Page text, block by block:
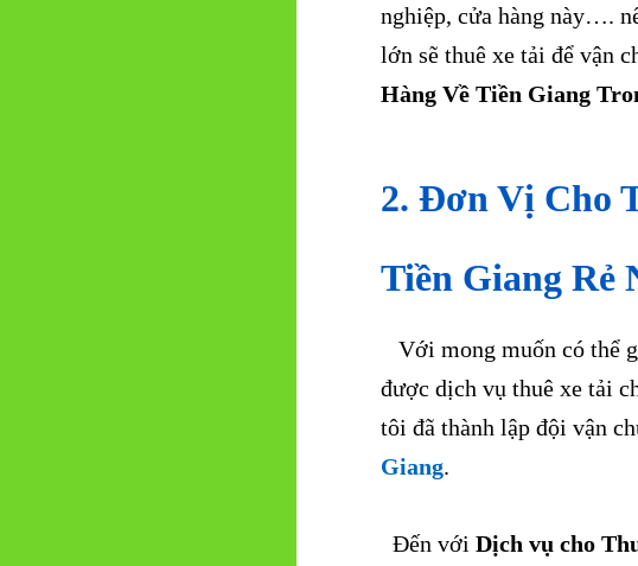
nghiệp, cửa hàng này….
lớn sẽ thuê xe tải để vận
Hàng Về Tiền Giang
2. Đơn Vị Cho
Tiền Giang Rẻ
Với mong muốn có thể
được dịch vụ thuê xe tải
tôi đã thành lập đội vận
Giang.
Đến với Dịch vụ cho